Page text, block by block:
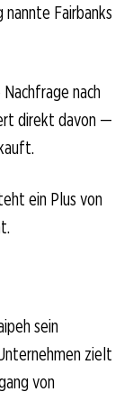
Fairbanks
nach
direkt davon —
ein Plus von
sein
zielt
von